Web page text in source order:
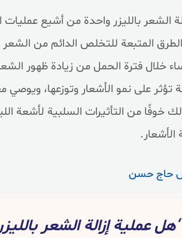
الشعر بالليزر واحدة من أشيع
المتبعة للتخلص الدائم من الشعر
خلال فترة الحمل من زيادة ظهور
تؤثر على نمو الأشعار وتوزعها، ويوصي
خوفًا من التأثيرات السلبية لأشعة
الأشعار.
حاج حسن
عملية إزالة الشعر